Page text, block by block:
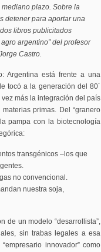
plazo. Sobre la
detener para aportar una
libros publicitados
argentino” del profesor
Castro.
Argentina está frente a una
tocó a la generación del 80´
más la integración del país
primas. Del “granero
pampa con la biotecnología
transgénicos –los que
no convencional.
nuestra soja,
de un modelo “desarrollista”,
sin trabas legales a esa
innovador” como